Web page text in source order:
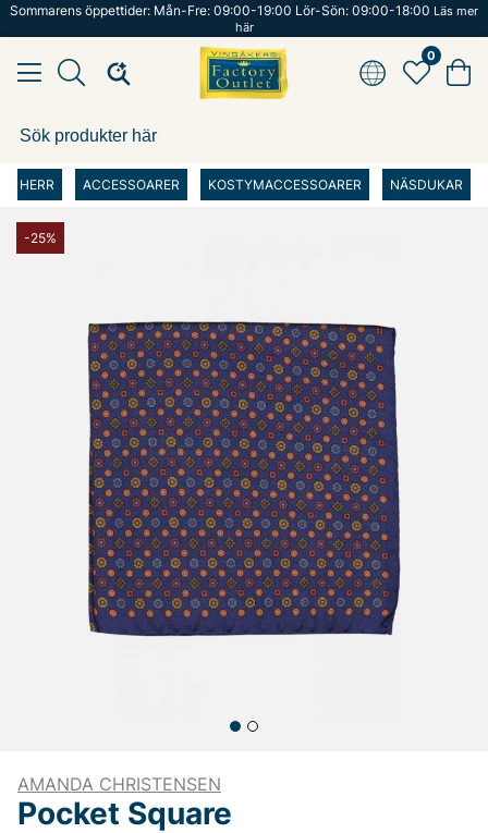
Sommarens öppettider: Mån-Fre: 09:00-19:00 Lör-Sön: 09:00-18:00 Läs mer
här
0
HERR ACCESSOARER KOSTYMACCESSOARER NÄSDUKAR
-25%
AMANDA CHRISTENSEN
Pocket Square